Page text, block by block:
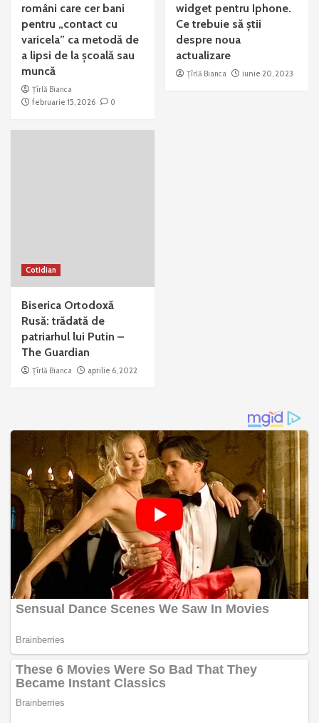
români care cer bani
pentru „contact cu
varicela” ca metodă de
a lipsi de la școală sau
muncă
Țîrlă Bianca
februarie 15, 2026
0
widget pentru Iphone.
Ce trebuie să știi
despre noua
actualizare
Țîrlă Bianca iunie 20, 2023
Cotidian
Biserica Ortodoxă
Rusă: trădată de
patriarhul lui Putin –
The Guardian
Țîrlă Bianca aprilie 6, 2022